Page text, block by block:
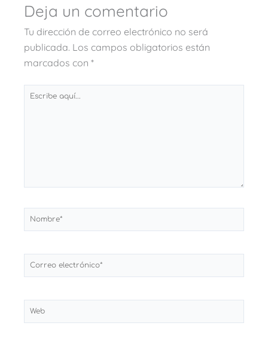
Deja un comentario
Tu dirección de correo electrónico no será
publicada. Los campos obligatorios están
marcados con *
Escribe
Nombre*
Correo
electrónico*
Web